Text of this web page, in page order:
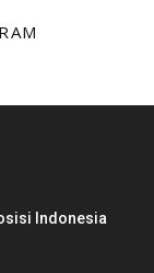
Indonesia